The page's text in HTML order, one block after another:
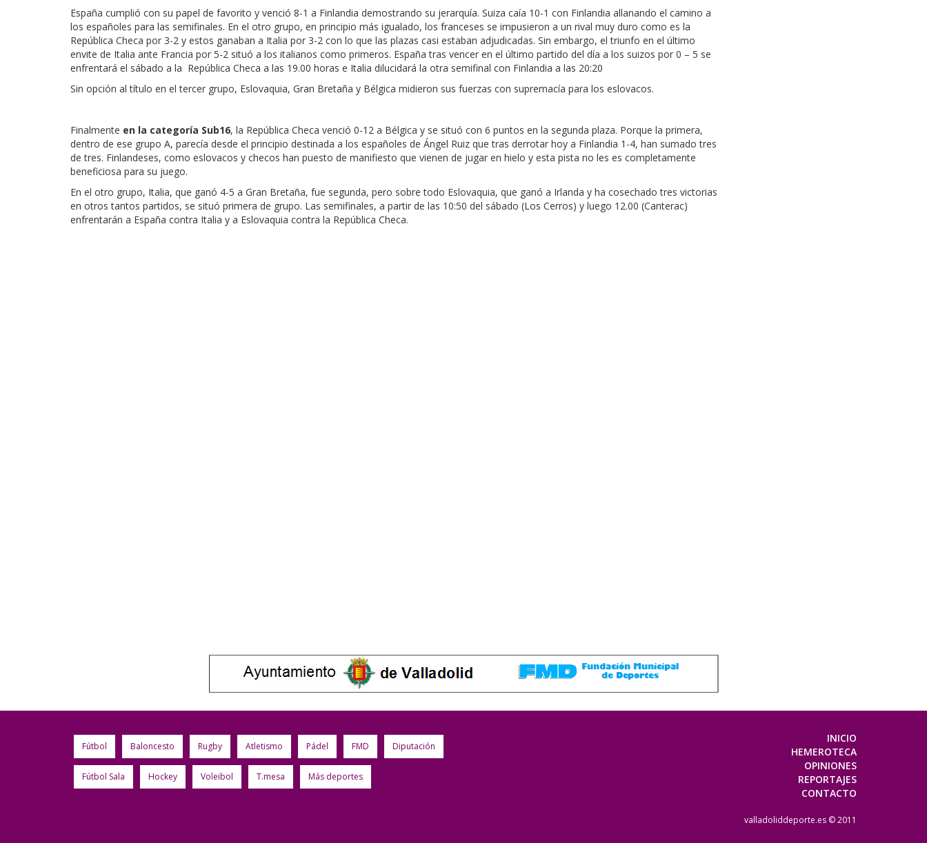
España cumplió con su papel de favorito y venció 8-1 a Finlandia demostrando su jerarquía. Suiza caía 10-1 con Finlandia allanando el camino a
los españoles para las semifinales. En el otro grupo, en principio más igualado, los franceses se impusieron a un rival muy duro como es la
República Checa por 3-2 y estos ganaban a Italia por 3-2 con lo que las plazas casi estaban adjudicadas. Sin embargo, el triunfo en el último
envite de Italia ante Francia por 5-2 situó a los italianos como primeros. España tras vencer en el último partido del día a los suizos por 0 – 5 se
enfrentará el sábado a la República Checa a las 19.00 horas e Italia dilucidará la otra semifinal con Finlandia a las 20:20
Sin opción al título en el tercer grupo, Eslovaquia, Gran Bretaña y Bélgica midieron sus fuerzas con supremacía para los eslovacos.
Finalmente en la categoría Sub16, la República Checa venció 0-12 a Bélgica y se situó con 6 puntos en la segunda plaza. Porque la primera,
dentro de ese grupo A, parecía desde el principio destinada a los españoles de Ángel Ruiz que tras derrotar hoy a Finlandia 1-4, han sumado tres
de tres. Finlandeses, como eslovacos y checos han puesto de manifiesto que vienen de jugar en hielo y esta pista no les es completamente
beneficiosa para su juego.
En el otro grupo, Italia, que ganó 4-5 a Gran Bretaña, fue segunda, pero sobre todo Eslovaquia, que ganó a Irlanda y ha cosechado tres victorias
en otros tantos partidos, se situó primera de grupo. Las semifinales, a partir de las 10:50 del sábado (Los Cerros) y luego 12.00 (Canterac)
enfrentarán a España contra Italia y a Eslovaquia contra la República Checa.
Fútbol Baloncesto Rugby Atletismo Pádel FMD Diputación
Fútbol Sala Hockey Voleibol T.mesa Más deportes
INICIO
HEMEROTECA
OPINIONES
REPORTAJES
CONTACTO
valladoliddeporte.es © 2011